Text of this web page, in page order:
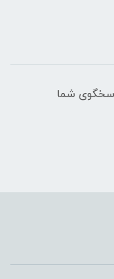
تا پنجشنبه از ساعت 10 الی 19 پاسخگوی شما